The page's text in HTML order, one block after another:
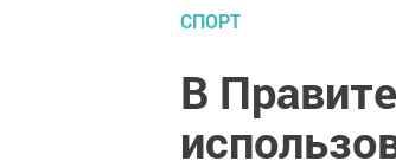
СПОРТ
В